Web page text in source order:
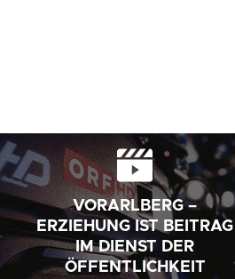
VORARLBERG –
ERZIEHUNG IST BEITRAG
IM DIENST DER
ÖFFENTLICHKEIT